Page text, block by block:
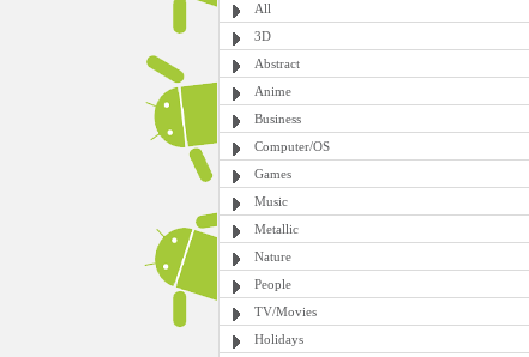
All
3D
Abstract
Anime
Business
Computer/OS
Games
Music
Metallic
Nature
People
TV/Movies
Holidays